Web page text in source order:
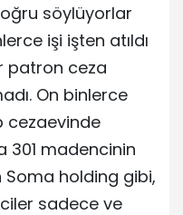
söylüyorlar
işi işten atıldı
patron ceza
On binlerce
cezaevinde
301 madencinin
holding gibi,
sadece ve